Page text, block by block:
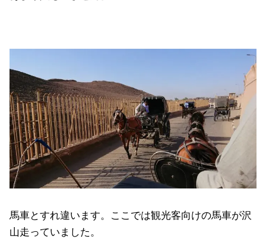
馬車とすれ違います。ここでは観光客向けの馬車が沢
山走っていました。